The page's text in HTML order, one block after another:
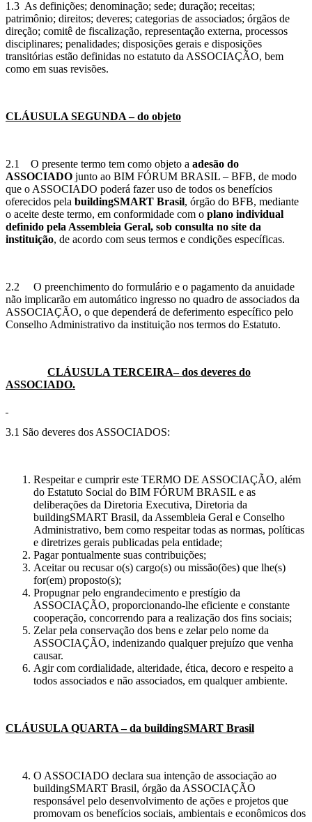
1.3 As definições; denominação; sede; duração; receitas;
patrimônio; direitos; deveres; categorias de associados; órgãos de
direção; comitê de fiscalização, representação externa, processos
disciplinares; penalidades; disposições gerais e disposições
transitórias estão definidas no estatuto da ASSOCIAÇÃO, bem
como em suas revisões.
CLÁUSULA SEGUNDA – do objeto
2.1 O presente termo tem como objeto a adesão do
ASSOCIADO junto ao BIM FÓRUM BRASIL – BFB, de modo
que o ASSOCIADO poderá fazer uso de todos os benefícios
oferecidos pela buildingSMART Brasil, órgão do BFB, mediante
o aceite deste termo, em conformidade com o plano individual
definido pela Assembleia Geral, sob consulta no site da
instituição, de acordo com seus termos e condições específicas.
2.2 O preenchimento do formulário e o pagamento da anuidade
não implicarão em automático ingresso no quadro de associados da
ASSOCIAÇÃO, o que dependerá de deferimento específico pelo
Conselho Administrativo da instituição nos termos do Estatuto.
CLÁUSULA TERCEIRA– dos deveres do
ASSOCIADO.
3.1 São deveres dos ASSOCIADOS:
Respeitar e cumprir este TERMO DE ASSOCIAÇÃO, além
do Estatuto Social do BIM FÓRUM BRASIL e as
deliberações da Diretoria Executiva, Diretoria da
buildingSMART Brasil, da Assembleia Geral e Conselho
Administrativo, bem como respeitar todas as normas, políticas
e diretrizes gerais publicadas pela entidade;
Pagar pontualmente suas contribuições;
Aceitar ou recusar o(s) cargo(s) ou missão(ões) que lhe(s)
for(em) proposto(s);
Propugnar pelo engrandecimento e prestígio da
ASSOCIAÇÃO, proporcionando-lhe eficiente e constante
cooperação, concorrendo para a realização dos fins sociais;
Zelar pela conservação dos bens e zelar pelo nome da
ASSOCIAÇÃO, indenizando qualquer prejuízo que venha
causar.
Agir com cordialidade, alteridade, ética, decoro e respeito a
todos associados e não associados, em qualquer ambiente.
CLÁUSULA QUARTA – da buildingSMART Brasil
O ASSOCIADO declara sua intenção de associação ao
buildingSMART Brasil, órgão da ASSOCIAÇÃO
responsável pelo desenvolvimento de ações e projetos que
promovam os benefícios sociais, ambientais e econômicos dos